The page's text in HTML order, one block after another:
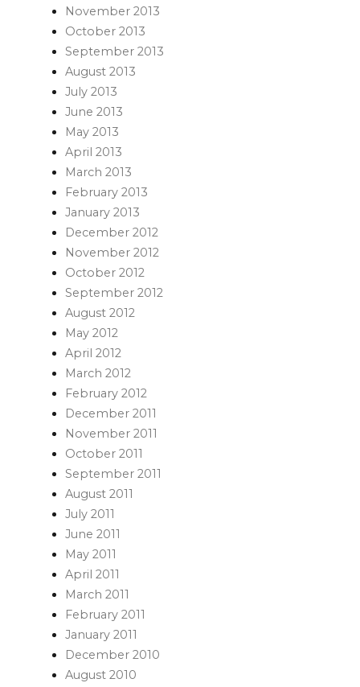
November 2013
October 2013
September 2013
August 2013
July 2013
June 2013
May 2013
April 2013
March 2013
February 2013
January 2013
December 2012
November 2012
October 2012
September 2012
August 2012
May 2012
April 2012
March 2012
February 2012
December 2011
November 2011
October 2011
September 2011
August 2011
July 2011
June 2011
May 2011
April 2011
March 2011
February 2011
January 2011
December 2010
August 2010